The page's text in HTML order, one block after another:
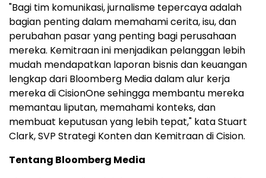
"Bagi tim komunikasi, jurnalisme tepercaya adalah
bagian penting dalam memahami cerita, isu, dan
perubahan pasar yang penting bagi perusahaan
mereka. Kemitraan ini menjadikan pelanggan lebih
mudah mendapatkan laporan bisnis dan keuangan
lengkap dari Bloomberg Media dalam alur kerja
mereka di CisionOne sehingga membantu mereka
memantau liputan, memahami konteks, dan
membuat keputusan yang lebih tepat," kata Stuart
Clark, SVP Strategi Konten dan Kemitraan di Cision.
Tentang Bloomberg Media